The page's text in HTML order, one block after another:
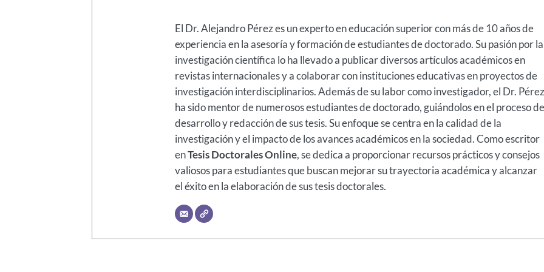
El Dr. Alejandro Pérez es un experto en educación superior con más de 10 años de
experiencia en la asesoría y formación de estudiantes de doctorado. Su pasión por la
investigación científica lo ha llevado a publicar diversos artículos académicos en
revistas internacionales y a colaborar con instituciones educativas en proyectos de
investigación interdisciplinarios. Además de su labor como investigador, el Dr. Pérez
ha sido mentor de numerosos estudiantes de doctorado, guiándolos en el proceso de
desarrollo y redacción de sus tesis. Su enfoque se centra en la calidad de la
investigación y el impacto de los avances académicos en la sociedad. Como escritor
enTesis Doctorales Online, se dedica a proporcionar recursos prácticos y consejos
valiosos para estudiantes que buscan mejorar su trayectoria académica y alcanzar
el éxito en la elaboración de sus tesis doctorales.